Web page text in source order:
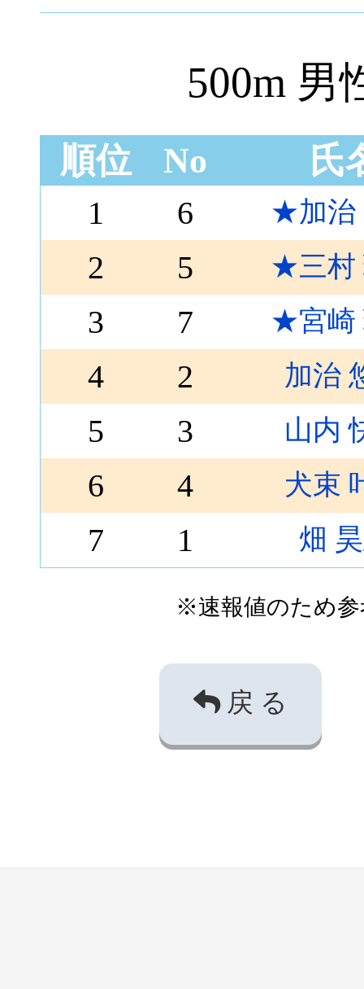
500m 男
順位 No 氏
1 6 ★加治
2 5 ★三村
3 7 ★宮崎
4 2 加治
5 3 山内
6 4 犬束
7 1 畑
※速報値のため
戻 る